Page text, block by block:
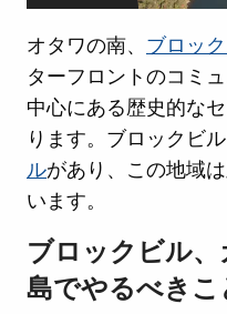
オタワの南、 ブロッ
ターフロントのコミ
中心にある歴史的な
ります。ブロックビ
ルがあり、この地域
います。
ブロックビル
島でやるべきこ